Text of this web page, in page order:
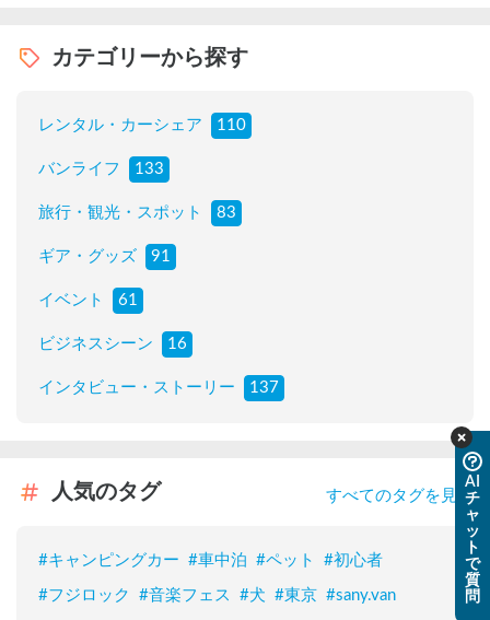
カテゴリーから探す
レンタル・カーシェア 110
バンライフ 133
旅行・観光・スポット 83
ギア・グッズ 91
イベント 61
ビジネスシーン 16
インタビュー・ストーリー 137
人気のタグ すべてのタグを見る
#キャンピングカー #車中泊 #ペット #初心者
#フジロック #音楽フェス #犬 #東京 #sany.van
AI
チ
ャ
ッ
ト
で
質
問